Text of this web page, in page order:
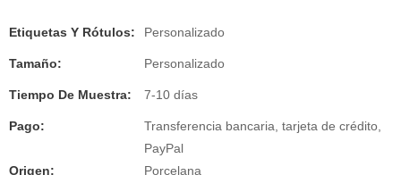
Etiquetas Y Rótulos: Personalizado
Tamaño: Personalizado
Tiempo De Muestra: 7-10 días
Pago:
Transferencia bancaria, tarjeta de crédito,
PayPal
Origen:
Porcelana